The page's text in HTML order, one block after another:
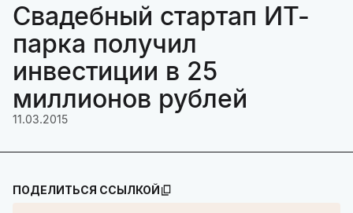
Свадебный стартап ИТ-
парка получил
инвестиции в 25
миллионов рублей
11.03.2015
ПОДЕЛИТЬСЯ ССЫЛКОЙ